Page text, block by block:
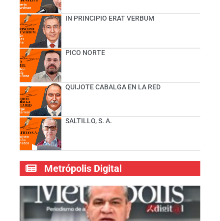
IN PRINCIPIO ERAT VERBUM
PICO NORTE
QUIJOTE CABALGA EN LA RED
SALTILLO, S. A.
Metrópolis Digital